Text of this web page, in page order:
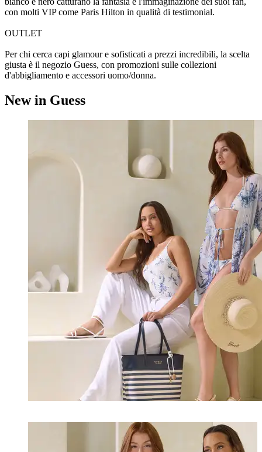
con molti VIP come Paris Hilton in qualità di testimonial.
OUTLET
Per chi cerca capi glamour e sofisticati a prezzi incredibili, la scelta
giusta è il negozio Guess, con promozioni sulle collezioni
d'abbigliamento e accessori uomo/donna.
New in Guess